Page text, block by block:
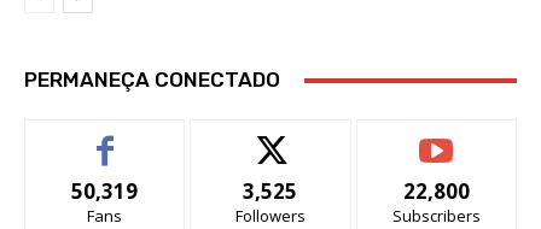
PERMANEÇA CONECTADO
50,319
Fans
3,525
Followers
22,800
Subscribers